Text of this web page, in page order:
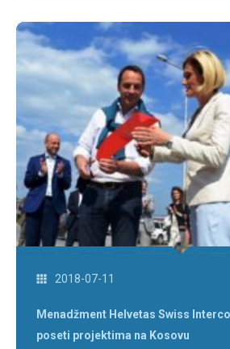
2018-07-11
Menadžment Helvetas Swiss
poseti projektima na Kosovu